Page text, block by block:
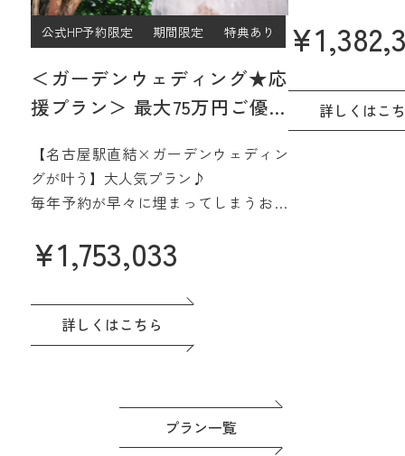
公式HP予約限定 期間限定 特典あり
＜ガーデンウェディング★応
援プラン＞ 最大75万円ご優待
【名古屋駅直結×ガーデンウェディン
グが叶う】大人気プラン♪
毎年予約が早々に埋まってしまうお得
名駅直結&緑あふれる貸切会場。名古
屋城も一望できる眺望も人気です♪高
評価の料理は一番のおもてなし。
ドレスなど贅沢な特典つき◎準備もゆ
っくり進めよう！
¥1,753,033
詳しくはこちら
過ごしたい」
そんなご希望
15階、名古屋を
間で実現☆
さらに魅力的に
¥
詳しくはこ
プラン一覧